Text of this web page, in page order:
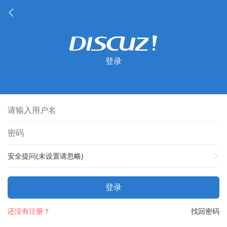
登录
安全提问(未设置请忽略)
登录
找回密码
还没有注册？